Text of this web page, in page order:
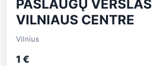
PASLAUGŲ VERSLAS
VILNIAUS CENTRE
Vilnius
1 €